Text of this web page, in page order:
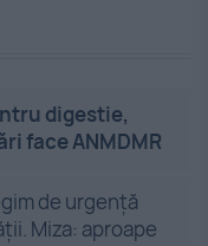
digestie,
face ANMDMR
de urgență
Miza: aproape